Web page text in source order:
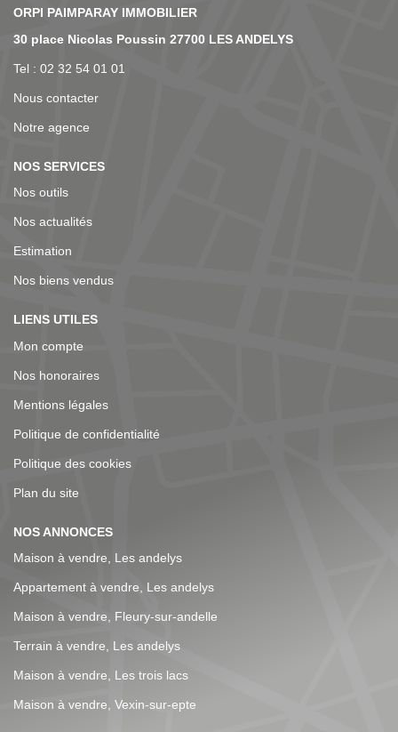
NOS AGENCES
30 place Nicolas Poussin 27700 LES ANDELYS
Tel : 02 32 54 01 01
Nous contacter
Notre agence
NOS SERVICES
Nos outils
Nos actualités
Estimation
Nos biens vendus
LIENS UTILES
Mon compte
Nos honoraires
Mentions légales
Politique de confidentialité
Politique des cookies
Plan du site
NOS ANNONCES
Maison à vendre, Les andelys
Appartement à vendre, Les andelys
Maison à vendre, Fleury-sur-andelle
Terrain à vendre, Les andelys
Maison à vendre, Les trois lacs
Maison à vendre, Vexin-sur-epte